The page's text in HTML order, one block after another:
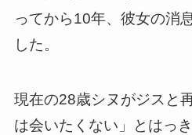
ってから10年、彼女の消
した。
現在の28歳シヌがジスと
は会いたくない」とはっ